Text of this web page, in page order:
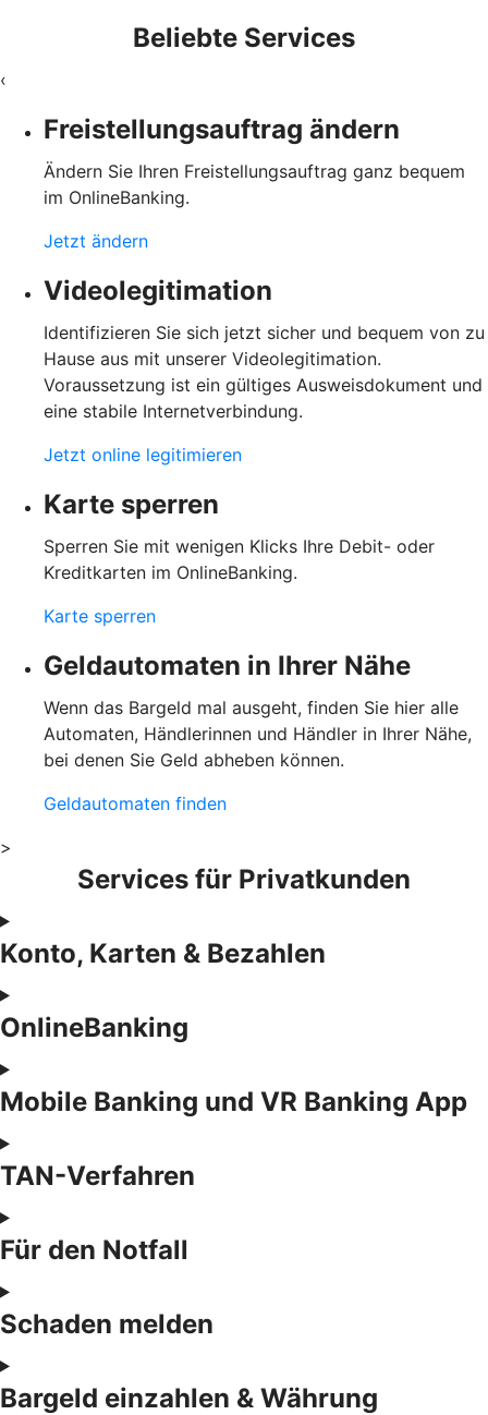
Beliebte Services
‹
Freistellungsauftrag ändern
Ändern Sie Ihren Freistellungsauftrag ganz bequem
im OnlineBanking.
Jetzt ändern
Videolegitimation
Identifizieren Sie sich jetzt sicher und bequem von zu
Hause aus mit unserer Videolegitimation.
Voraussetzung ist ein gültiges Ausweisdokument und
eine stabile Internetverbindung.
Jetzt online legitimieren
Karte sperren
Sperren Sie mit wenigen Klicks Ihre Debit- oder
Kreditkarten im OnlineBanking.
Karte sperren
Geldautomaten in Ihrer Nähe
Wenn das Bargeld mal ausgeht, finden Sie hier alle
Automaten, Händlerinnen und Händler in Ihrer Nähe,
bei denen Sie Geld abheben können.
Geldautomaten finden
>
Services für Privatkunden
Konto, Karten & Bezahlen
OnlineBanking
Mobile Banking und VR Banking App
TAN-Verfahren
Für den Notfall
Schaden melden
Bargeld einzahlen & Währung